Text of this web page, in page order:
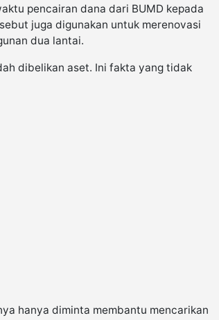
pencairan dana dari BUMD kepada
juga digunakan untuk merenovasi
dua lantai.
dibelikan aset. Ini fakta yang tidak
hanya diminta membantu mencarikan